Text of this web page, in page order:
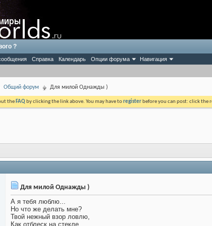
Справка Календарь Опции форума Навигация
?
Общий форум Для милой Однажды )
the FAQ by clicking the link above. You may have toregister before you can post: click the
Для милой Однажды )
А я тебя люблю...
Но что же делать мне?
Твой нежный взор ловлю,
Как отблеск на стекле...